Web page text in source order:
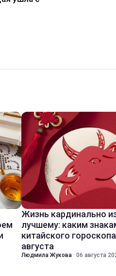
Жизнь кардинально
лучшему: каким
китайского
августа
Людмила Жукова · 06 августа